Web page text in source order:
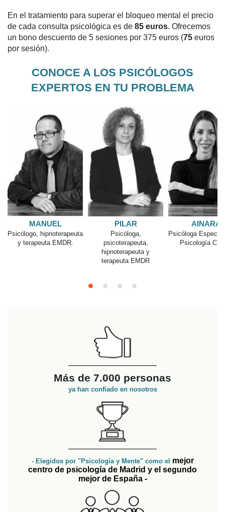
En el tratamiento para superar el bloqueo mental el precio
de cada consulta psicológica es de 85 euros. Ofrecemos
un bono descuento de 5 sesiones por 375 euros (75 euros
por sesión).
CONOCE A LOS PSICÓLOGOS
EXPERTOS EN TU PROBLEMA
AINARA
Psicóloga Especialista en
Psicología Clínica
LAURA Q.
Psicóloga sanitaria
Psicóloga
Más de 7.000 personas
ya han confiado en nosotros
- Elegidos por "Psicología y Mente" como el mejor
centro de psicología de Madrid y el segundo
mejor de España -